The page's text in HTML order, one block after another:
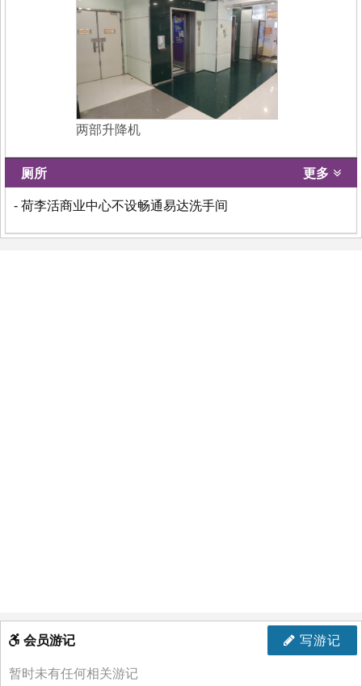
两部升降机
厕所 更多
- 荷李活商业中心不设畅通易达洗手间
写游记
会员游记
暂时未有任何相关游记